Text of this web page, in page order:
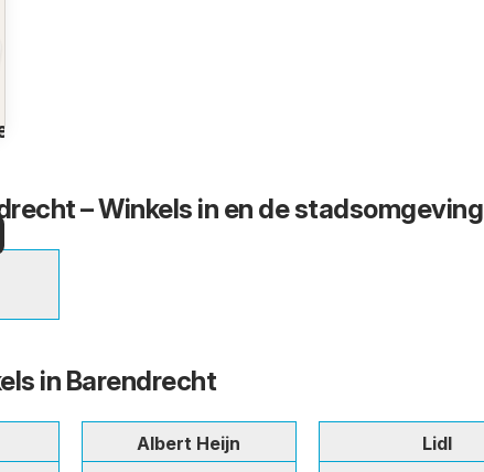
– Winkels in en de stadsomgeving
in Barendrecht
Albert Heijn
Lidl